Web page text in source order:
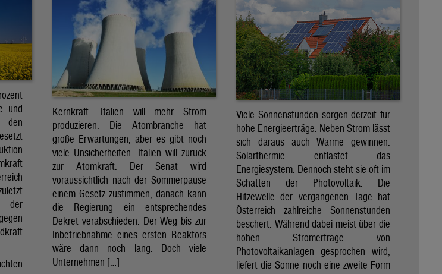
und
den
der
Kernkraft. Italien will mehr Strom
produzieren. Die Atombranche hat
große Erwartungen, aber es gibt noch
viele Unsicherheiten. Italien will zurück
zur Atomkraft. Der Senat wird
voraussichtlich nach der Sommerpause
einem Gesetz zustimmen, danach kann
die Regierung ein entsprechendes
Dekret verabschieden. Der Weg bis zur
Inbetriebnahme eines ersten Reaktors
wäre dann noch lang. Doch viele
Unternehmen […]
Viele Sonnenstunden sorgen derzeit für
hohe Energieerträge. Neben Strom lässt
sich daraus auch Wärme gewinnen.
Solarthermie entlastet das
Energiesystem. Dennoch steht sie oft im
Schatten der Photovoltaik. Die
Hitzewelle der vergangenen Tage hat
Österreich zahlreiche Sonnenstunden
beschert. Während dabei meist über die
hohen Stromerträge von
Photovoltaikanlagen gesprochen wird,
liefert die Sonne noch eine zweite Form